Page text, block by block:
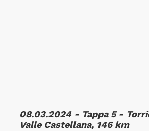
08.03.2024 - Tappa 5 -
Valle Castellana, 146 km